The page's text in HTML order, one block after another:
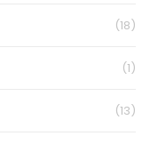
(18)
(1)
(13)